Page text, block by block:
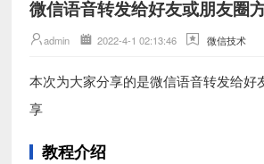
微信语音转发给好友或朋友圈
admin 2022-4-1 02:13:46 微信技术
本次为大家分享的是微信语音转发给好
享
教程介绍